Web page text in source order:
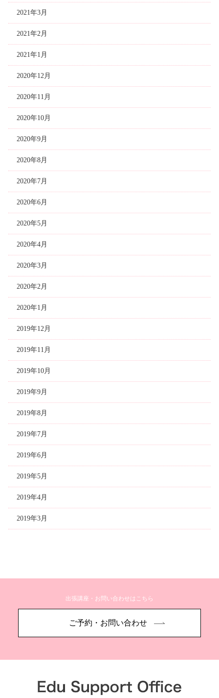
2021年3月
2021年2月
2021年1月
2020年12月
2020年11月
2020年10月
2020年9月
2020年8月
2020年7月
2020年6月
2020年5月
2020年4月
2020年3月
2020年2月
2020年1月
2019年12月
2019年11月
2019年10月
2019年9月
2019年8月
2019年7月
2019年6月
2019年5月
2019年4月
2019年3月
出張講座・お問い合わせはこちら
ご予約・お問い合わせ